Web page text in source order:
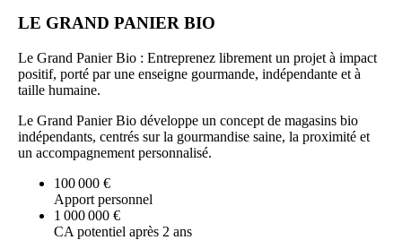
LE GRAND PANIER BIO
Le Grand Panier Bio : Entreprenez librement un projet à impact
positif, porté par une enseigne gourmande, indépendante et à
taille humaine.
Le Grand Panier Bio développe un concept de magasins bio
indépendants, centrés sur la gourmandise saine, la proximité et
un accompagnement personnalisé.
100 000 €
Apport personnel
1 000 000 €
CA potentiel après 2 ans